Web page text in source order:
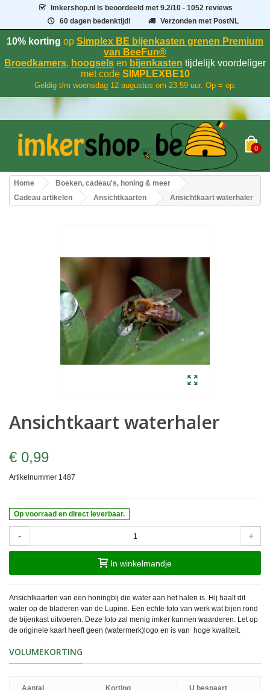
Imkershop.nl is beoordeeld met9.2/10 - 1052 reviews
60 dagen bedenktijd!
Verzonden met PostNL
10% korting op Simplex BE bijenkasten grenen Premium
van BeeFun®
Broedkamers, hoogsels en bijenkasten tijdelijk voordeliger
met codeSIMPLEXBE10
Geldig t/m woensdag 12 augustus om 23:59 uur. Op = op.
0
Home
Boeken, cadeau's, honing & meer
Cadeau artikelen
Ansichtkaarten Ansichtkaart waterhaler
Ansichtkaart waterhaler
€ 0,99
Artikelnummer 1487
Op voorraad en direct leverbaar.
- +
In winkelmandje
Ansichtkaarten van een honingbij die water aan het halen is. Hij haalt dit
water op de bladeren van de Lupine. Een echte foto van werk wat bijen rond
de bijenkast uitvoeren. Deze foto zal menig imker kunnen waarderen. Let op
de originele kaart heeft geen (watermerk)logo en is van hoge kwaliteit.
VOLUMEKORTING
Aantal Korting U bespaart